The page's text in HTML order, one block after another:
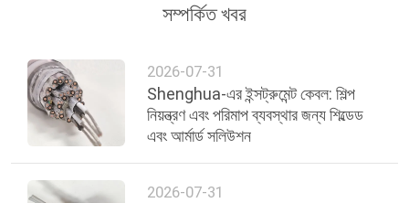
ম্যাপ
গোপনীয়তা
নীতি
সম্পর্কিত খবর
2026-07-31
Shenghua-এর ইন্সট্রুমেন্ট কেবল: শিল্প
নিয়ন্ত্রণ এবং পরিমাপ ব্যবস্থার জন্য শিল্ডেড
এবং আর্মার্ড সলিউশন
2026-07-31